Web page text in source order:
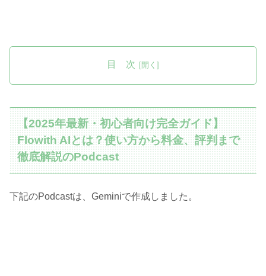
目 次
【2025年最新・初心者向け完全ガイド】
Flowith AIとは？使い方から料金、評判まで
徹底解説のPodcast
下記のPodcastは、Geminiで作成しました。